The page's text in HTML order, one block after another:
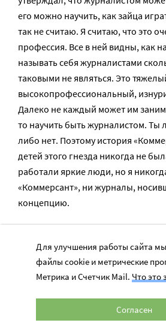
его можно научить, как зайца
так не считаю. Я считаю, что это
профессия. Все в ней видны, как
называть себя журналистами
таковыми не являться. Это
высокопрофессиональный,
Далеко не каждый может им
то научить быть журналистом. Ты
либо нет. Поэтому история
детей этого гнезда никогда не
работали яркие люди, но я
«Коммерсант», ни журналы,
концепцию.
С.М.: Боюсь, не смогу
времени провел среди этих людей,
нужно. Но я совершенно убежден,
профессия, б) специфическая
Для улучшения работы сайта
файлы cookie и метрические
Метрика и Счетчик Mail. Что это
Согласен